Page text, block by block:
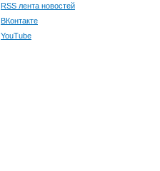
RSS лента новостей
ВКонтакте
YouTube